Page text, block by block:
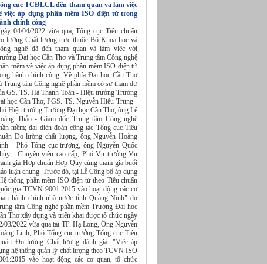
cục TCĐLCL đến tham quan và làm việc
việc áp dụng phần mềm ISO điện tử trong
chính công
04/04/2022 vừa qua, Tổng cục Tiêu chuẩn
lường Chất lượng trực thuộc Bộ Khoa học và
nghệ đã đến tham quan và làm việc với
Đại học Cần Thơ và Trung tâm Công nghệ
mềm về việc áp dụng phần mềm ISO điện tử
hành chính công. Về phía Đại học Cần Thơ
Trung tâm Công nghệ phần mềm có sự tham dự
GS. TS. Hà Thanh Toàn - Hiệu trưởng Trường
học Cần Thơ, PGS. TS. Nguyễn Hiếu Trung -
Hiệu trưởng Trường Đại học Cần Thơ, ông Lê
Thảo - Giám đốc Trung tâm Công nghệ
mềm; đại diện đoàn công tác Tổng cục Tiêu
Đo lường chất lượng, ông Nguyễn Hoàng
- Phó Tổng cục trưởng, ông Nguyễn Quốc
- Chuyên viên cao cấp, Phó Vụ trưởng Vụ
giá Hợp chuẩn Hợp Quy cùng tham gia buổi
luận chung. Trước đó, tại Lễ Công bố áp dụng
thống phần mềm ISO điện tử theo Tiêu chuẩn
gia TCVN 9001:2015 vào hoạt động các cơ
hành chính nhà nước tỉnh Quảng Ninh" do
tâm Công nghệ phần mềm Trường Đại học
Thơ xây dựng và triển khai được tổ chức ngày
03/2022 vừa qua tại TP. Hạ Long, Ông Nguyễn
Linh, Phó Tổng cục trưởng Tổng cục Tiêu
Đo lường Chất lượng đánh giá: "Việc áp
hệ thống quản lý chất lượng theo TCVN ISO
vào hoạt động các cơ quan, tổ chức